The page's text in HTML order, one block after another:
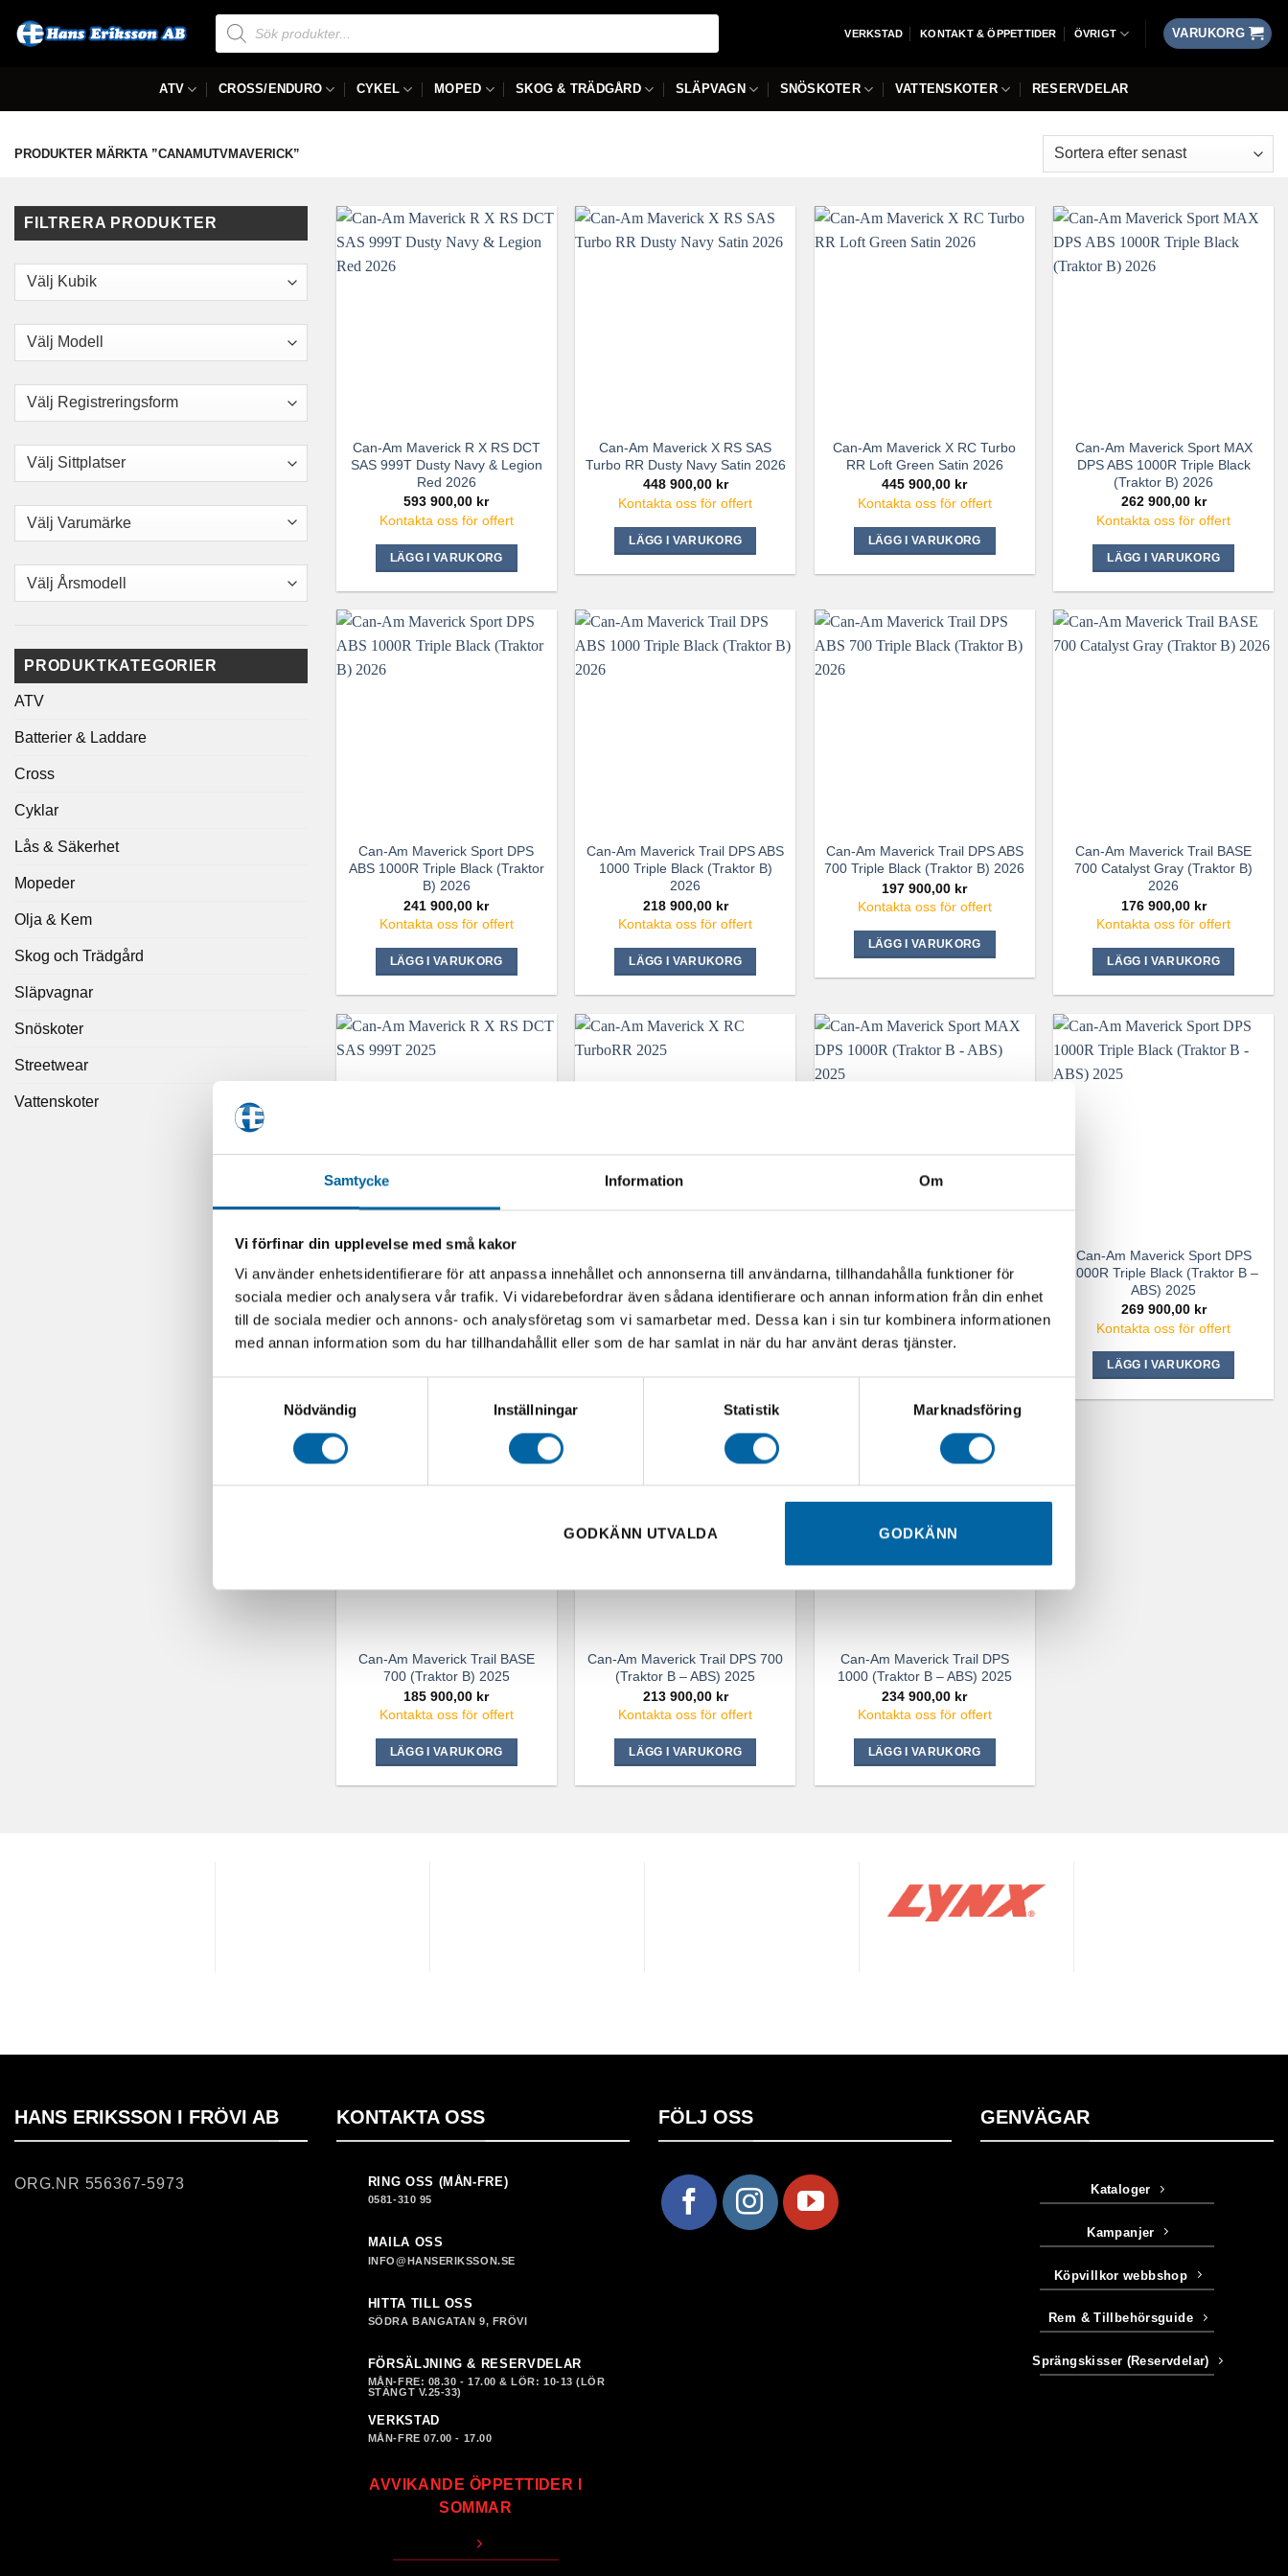
Samtycke Information Om
Vi förfinar din upplevelse med små kakor
Vi använder enhetsidentifierare för att anpassa innehållet och annonserna till användarna, tillhandahålla funktioner för
sociala medier och analysera vår trafik. Vi vidarebefordrar även sådana identifierare och annan information från din enhet
till de sociala medier och annons- och analysföretag som vi samarbetar med. Dessa kan i sin tur kombinera informationen
med annan information som du har tillhandahållit eller som de har samlat in när du har använt deras tjänster.
Nödvändig
Inställningar Statistik Marknadsföring
GODKÄNN UTVALDA GODKÄNN
Produktsökning
VERKSTAD KONTAKT & ÖPPETTIDER ÖVRIGT VARUKORG
ATV CROSS/ENDURO CYKEL MOPED SKOG & TRÄDGÅRD SLÄPVAGN SNÖSKOTER VATTENSKOTER RESERVDELAR
PRODUKTER MÄRKTA ”CANAMUTVMAVERICK”
FILTRERA PRODUKTER
PRODUKTKATEGORIER
ATV
Batterier & Laddare
Cross
Cyklar
Lås & Säkerhet
Mopeder
Olja & Kem
Skog och Trädgård
Släpvagnar
Snöskoter
Streetwear
Vattenskoter
Can-Am Maverick R X RS DCT
SAS 999T Dusty Navy & Legion
Red 2026
593 900,00 kr
Kontakta oss för offert
LÄGG I VARUKORG
Can-Am Maverick X RS SAS
Turbo RR Dusty Navy Satin 2026
448 900,00 kr
Kontakta oss för offert
LÄGG I VARUKORG
Can-Am Maverick X RC Turbo
RR Loft Green Satin 2026
445 900,00 kr
Kontakta oss för offert
LÄGG I VARUKORG
Can-Am Maverick Sport MAX
DPS ABS 1000R Triple Black
(Traktor B) 2026
262 900,00 kr
Kontakta oss för offert
LÄGG I VARUKORG
Can-Am Maverick Sport DPS
ABS 1000R Triple Black (Traktor
B) 2026
241 900,00 kr
Kontakta oss för offert
LÄGG I VARUKORG
Can-Am Maverick Trail DPS ABS
1000 Triple Black (Traktor B)
2026
218 900,00 kr
Kontakta oss för offert
LÄGG I VARUKORG
Can-Am Maverick Trail DPS ABS
700 Triple Black (Traktor B) 2026
197 900,00 kr
Kontakta oss för offert
LÄGG I VARUKORG
Can-Am Maverick Trail BASE
700 Catalyst Gray (Traktor B)
2026
176 900,00 kr
Kontakta oss för offert
LÄGG I VARUKORG
Can-Am Maverick R X RS DCT
SAS 999T 2025
593 900,00kr
Kontakta oss för offert
LÄGG I VARUKORG
TurboRR 2025
430 900,00 kr
Kontakta oss för offert
LÄGG I VARUKORG
DPS 1000R (Traktor B – ABS)
2025
Kontakta oss för offert
Can-Am Maverick Sport DPS
1000R Triple Black (Traktor B –
ABS) 2025
269 900,00 kr
Kontakta oss för offert
LÄGG I VARUKORG
Can-Am Maverick Trail BASE
700 (Traktor B) 2025
185 900,00 kr
Kontakta oss för offert
LÄGG I VARUKORG
Can-Am Maverick Trail DPS 700
(Traktor B – ABS) 2025
213 900,00 kr
Kontakta oss för offert
LÄGG I VARUKORG
Can-Am Maverick Trail DPS
1000 (Traktor B – ABS) 2025
234 900,00 kr
Kontakta oss för offert
LÄGG I VARUKORG
HANS ERIKSSON I FRÖVI AB
ORG.NR 556367-5973
KONTAKTA OSS
RING OSS (MÅN-FRE)
0581-310 95
MAILA OSS
INFO@HANSERIKSSON.SE
HITTA TILL OSS
SÖDRA BANGATAN 9, FRÖVI
FÖRSÄLJNING & RESERVDELAR
MÅN-FRE: 08.30 - 17.00 & LÖR: 10-13 (LÖR
STÄNGT V.25-33)
VERKSTAD
MÅN-FRE 07.00 - 17.00
AVVIKANDE ÖPPETTIDER I
SOMMAR
FÖLJ OSS GENVÄGAR
Kataloger
Kampanjer
Köpvillkor webbshop
Rem & Tillbehörsguide
Sprängskisser (Reservdelar)